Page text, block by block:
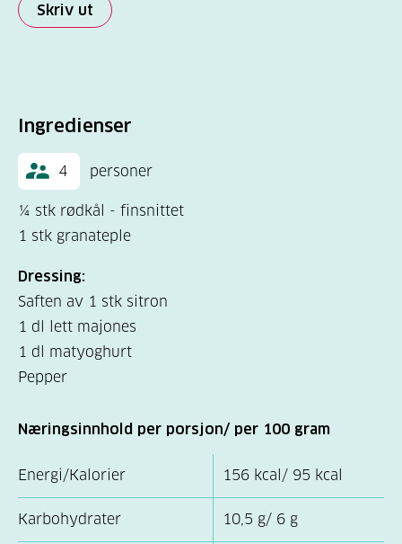
Skriv ut
Ingredienser
4 personer
¼ stk rødkål - finsnittet
1 stk granateple
Dressing:
Saften av 1 stk sitron
1 dl lett majones
1 dl matyoghurt
Pepper
Næringsinnhold per porsjon/ per 100 gram
Energi/Kalorier 156 kcal/ 95 kcal
Karbohydrater 10,5 g/ 6 g